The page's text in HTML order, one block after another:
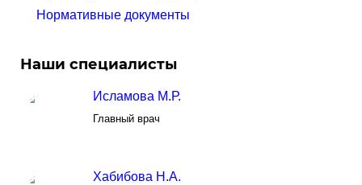
Нормативные документы
Наши специалисты
Исламова М.Р.
Главный врач
Хабибова Н.А.